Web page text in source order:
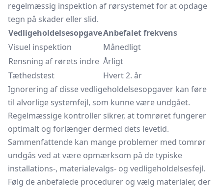
regelmæssig inspektion af rørsystemet for at opdage
tegn på skader eller slid.
VedligeholdelsesopgaveAnbefalet frekvens
Visuel inspektion
Månedligt
Rensning af rørets indre Årligt
Tæthedstest
Hvert 2. år
Ignorering af disse vedligeholdelsesopgaver kan føre
til alvorlige systemfejl, som kunne være undgået.
Regelmæssige kontroller sikrer, at tomrøret fungerer
optimalt og forlænger dermed dets levetid.
Sammenfattende kan mange problemer med tomrør
undgås ved at være opmærksom på de typiske
installations-, materialevalgs- og vedligeholdelsesfejl.
Følg de anbefalede procedurer og vælg materialer, der